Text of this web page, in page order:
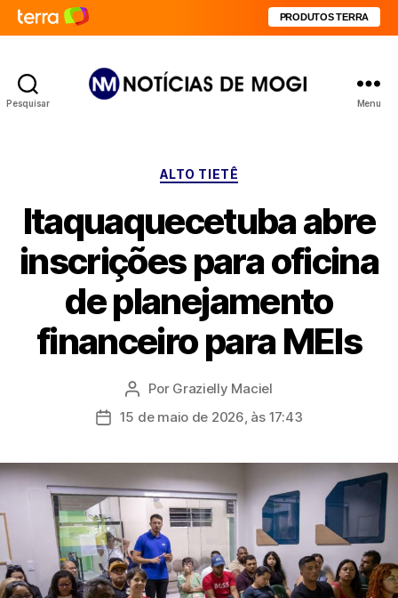
PRODUTOS TERRA
Pesquisar Menu
Categorias
ALTO TIETÊ
Itaquaquecetuba abre
inscrições para oficina
de planejamento
financeiro para MEIs
Autor
do
Por Grazielly Maciel
Data15 de maio de 2026, às 17:43